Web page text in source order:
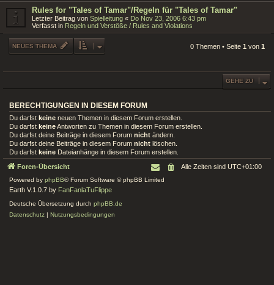
Rules for "Tales of Tamar"/Regeln für "Tales of Tamar"
Letzter Beitrag von Spielleitung « Do Nov 23, 2006 6:43 pm
Verfasst in Regeln und Verstöße / Rules and Violations
NEUES THEMA 0 Themen • Seite 1 von 1
GEHE ZU
BERECHTIGUNGEN IN DIESEM FORUM
Du darfst keine neuen Themen in diesem Forum erstellen.
Du darfst keineAntworten zu Themen in diesem Forum erstellen.
Du darfst deine Beiträge in diesem Forum nicht ändern.
Du darfst deine Beiträge in diesem Forum nicht löschen.
Du darfst keine Dateianhänge in diesem Forum erstellen.
Foren-Übersicht Alle Zeiten sind UTC+01:00
Powered by phpBB® Forum Software © phpBB Limited
Earth V.1.0.7 by FanFanlaTuFlippe
Deutsche Übersetzung durch phpBB.de
Datenschutz | Nutzungsbedingungen